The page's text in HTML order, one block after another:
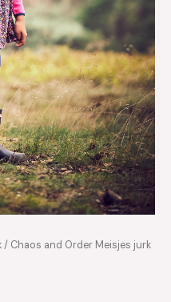
/ Chaos and Order Meisjes jurk